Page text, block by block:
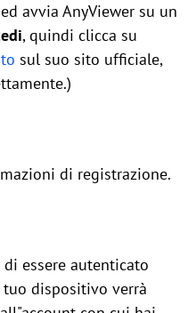
avvia AnyViewer su un
, quindi clicca su
sul suo sito ufficiale,
di registrazione.
di essere autenticato
tuo dispositivo verrà